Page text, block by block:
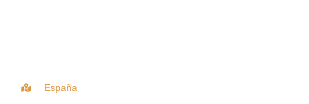
España